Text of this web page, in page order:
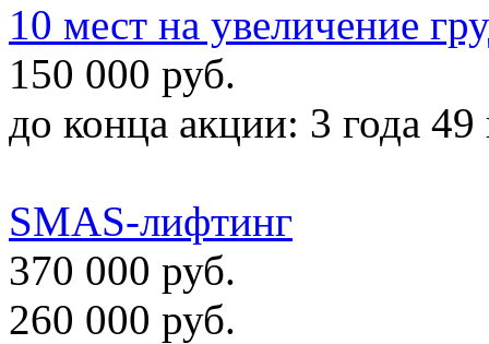
10 мест на увеличение
150 000 руб.
до конца акции: 3 года 49
SMAS-лифтинг
370 000 руб.
260 000 руб.